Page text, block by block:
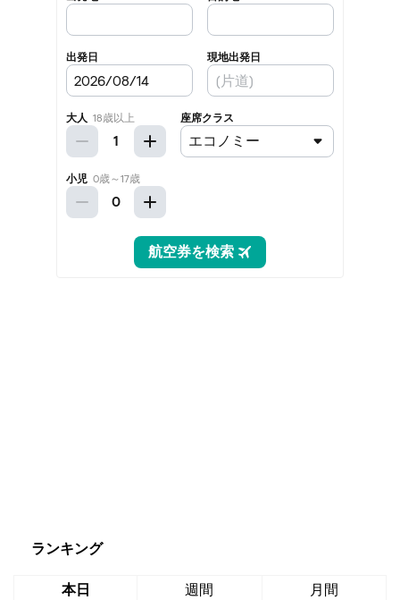
ランキング
本日 週間 月間